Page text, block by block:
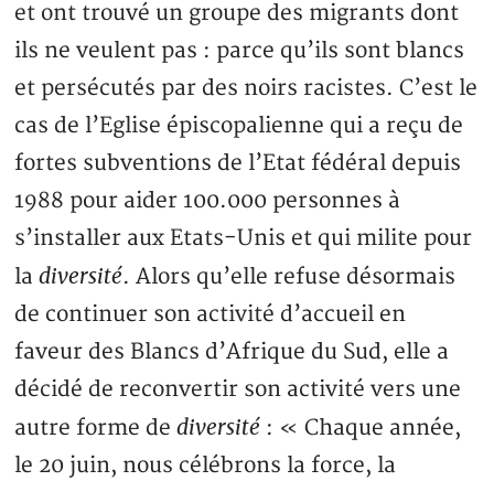
et ont trouvé un groupe des migrants dont
ils ne veulent pas : parce qu’ils sont blancs
et persécutés par des noirs racistes. C’est le
cas de l’Eglise épiscopalienne qui a reçu de
fortes subventions de l’Etat fédéral depuis
1988 pour aider 100.000 personnes à
s’installer aux Etats-Unis et qui milite pour
ladiversité. Alors qu’elle refuse désormais
de continuer son activité d’accueil en
faveur des Blancs d’Afrique du Sud, elle a
décidé de reconvertir son activité vers une
autre forme dediversité : « Chaque année,
le 20 juin, nous célébrons la force, la